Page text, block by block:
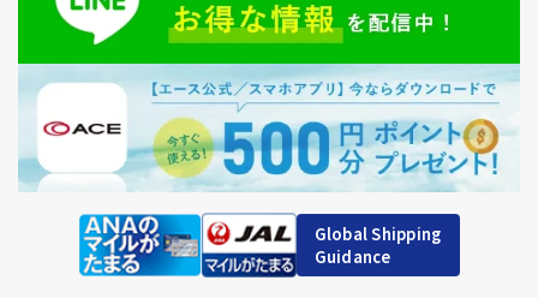
Global Shipping
Guidance